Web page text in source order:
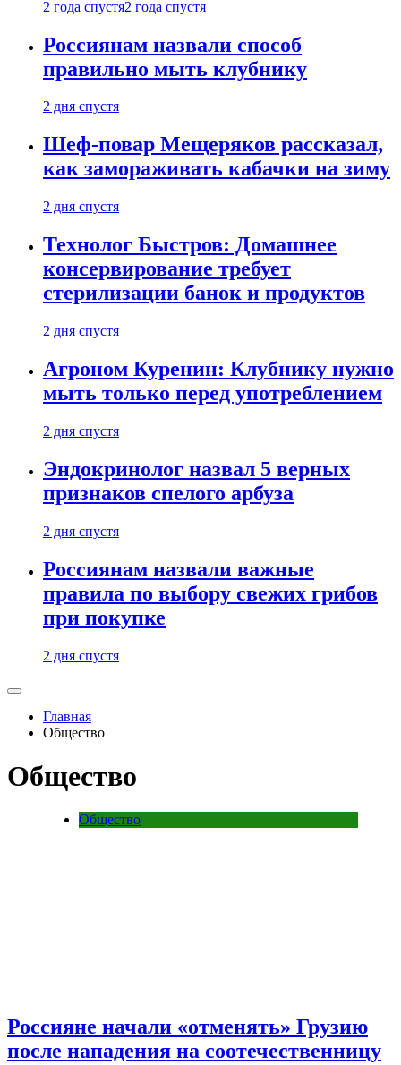
2 года спустя2 года спустя
Россиянам назвали способ
правильно мыть клубнику
2 дня спустя
Шеф-повар Мещеряков рассказал,
как замораживать кабачки на зиму
2 дня спустя
Технолог Быстров: Домашнее
консервирование требует
стерилизации банок и продуктов
2 дня спустя
Агроном Куренин: Клубнику нужно
мыть только перед употреблением
2 дня спустя
Эндокринолог назвал 5 верных
признаков спелого арбуза
2 дня спустя
Россиянам назвали важные
правила по выбору свежих грибов
при покупке
2 дня спустя
Главная
Общество
Общество
Общество
Россияне начали «отменять» Грузию
после нападения на соотечественницу